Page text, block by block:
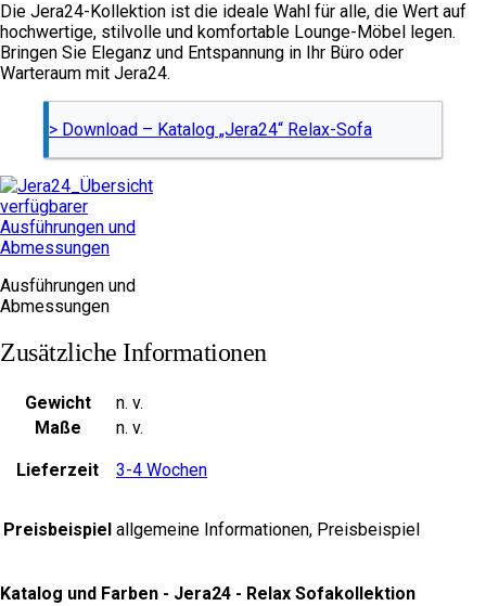
Die Jera24-Kollektion ist die ideale Wahl für alle, die Wert auf
hochwertige, stilvolle und komfortable Lounge-Möbel legen.
Bringen Sie Eleganz und Entspannung in Ihr Büro oder
Warteraum mit Jera24.
> Download – Katalog „Jera24“ Relax-Sofa
Ausführungen und
Abmessungen
Zusätzliche Informationen
Gewicht
n. v.
Maße
n. v.
Lieferzeit 3-4 Wochen
Preisbeispiel allgemeine Informationen, Preisbeispiel
Katalog und Farben - Jera24 - Relax Sofakollektion